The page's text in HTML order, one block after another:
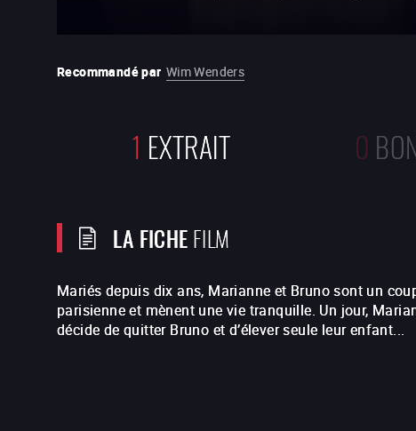
Recommandé par Wim Wenders
1 EXTRAIT 0
LA FICHEFILM
Mariés depuis dix ans, Marianne et Bruno sont un
parisienne et mènent une vie tranquille. Un jour,
décide de quitter Bruno et d’élever seule leur enfant...